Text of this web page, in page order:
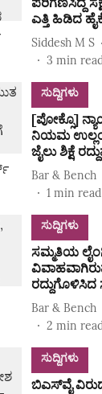
ಎತ್ತಿ ಹಿಡಿದ
Siddesh M S
3 min
ಸುದ್ದಿಗಳು
[ಪೋಕ್ಸೊ]
ನಿಯಮ
ಜೈಲು ಶಿಕ್ಷೆ
Bar & Bench
1 min read
ಸುದ್ದಿಗಳು
ಸಮ್ಮತಿಯ
ರದ್ದುಗೊಳಿಸಿದ
Bar & Bench
2 min
ಸುದ್ದಿಗಳು
ಬಿಎಸ್‌ವೈ